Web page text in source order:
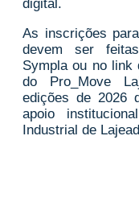
digital.
As inscrições
devem ser
Sympla ou no link
do Pro_Move
edições de 2026
apoio
Industrial de